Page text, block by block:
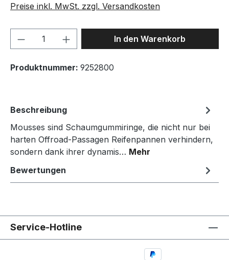
Preise inkl. MwSt. zzgl. Versandkosten
Produkt Anzahl: Gib denIn den Warenkorb
Produktnummer: 9252800
Beschreibung
Mousses sind Schaumgummiringe, die nicht nur bei
harten Offroad-Passagen Reifenpannen verhindern,
sondern dank ihrer dynamis… Mehr
Bewertungen
Service-Hotline